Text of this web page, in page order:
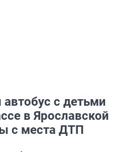
с детьми
в Ярославской
с места ДТП